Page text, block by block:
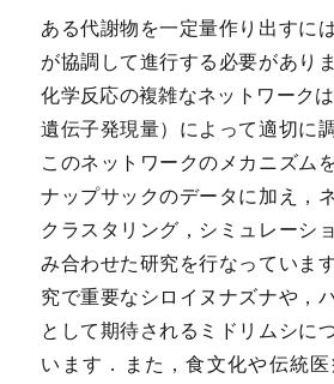
ある代謝物を一定量作り出すに
が協調して進行する必要があり
化学反応の複雑なネットワーク
遺伝子発現量）によって適切に
このネットワークのメカニズム
ナップサックのデータに加え，
クラスタリング，シミュレーシ
み合わせた研究を行なっていま
究で重要なシロイヌナズナや，
として期待されるミドリムシに
います．また，食文化や伝統